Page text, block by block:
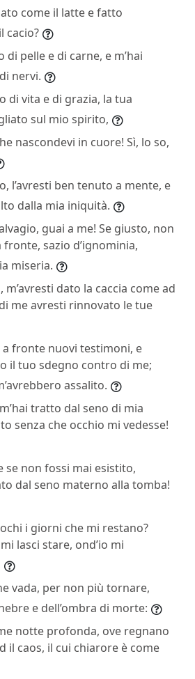
come il latte e fatto
cacio?
di pelle e di carne, e m’hai
nervi.
di vita e di grazia, la tua
sul mio spirito,
nascondevi in cuore! Sì, lo so,
l’avresti ben tenuto a mente, e
dalla mia iniquità.
guai a me! Se giusto, non
sazio d’ignominia,
miseria.
m’avresti dato la caccia come ad
me avresti rinnovato le tue
a fronte nuovi testimoni, e
il tuo sdegno contro di me;
assalito.
tratto dal seno di mia
senza che occhio mi vedesse!
se non fossi mai esistito,
dal seno materno alla tomba!
i giorni che mi restano?
lasci stare, ond’io mi
vada, per non più tornare,
e dell’ombra di morte:
notte profonda, ove regnano
il caos, il cui chiarore è come